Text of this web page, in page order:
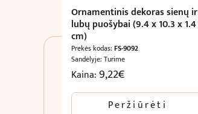
Ornamentinis dekoras sienų ir
lubų puošybai (9.4 x 10.3 x 1.4
cm)
Prekės kodas: FS-9092
Sandėlyje: Turime
Kaina:9,22€
Peržiūrėti